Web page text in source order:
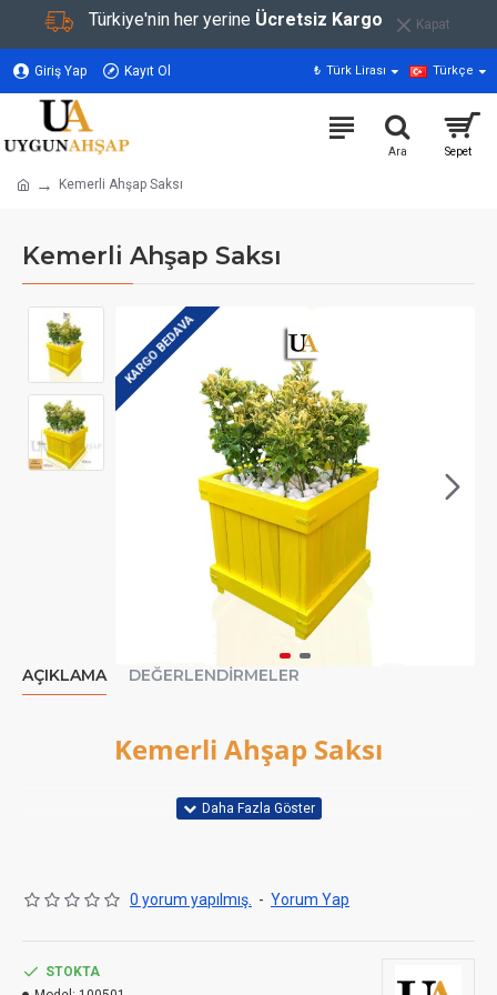
Türkiye'nin her yerine Ücretsiz Kargo Kapat
Giriş Yap Kayıt Ol ₺ Türk Lirası Türkçe
Kemerli Ahşap Saksı
Kemerli Ahşap Saksı
KARGO BEDAVA
AÇIKLAMA DEĞERLENDIRMELER
Kemerli Ahşap Saksı
doygunluğu sağlamaktadır.
0 yorum yapılmış. - Yorum Yap
STOKTA